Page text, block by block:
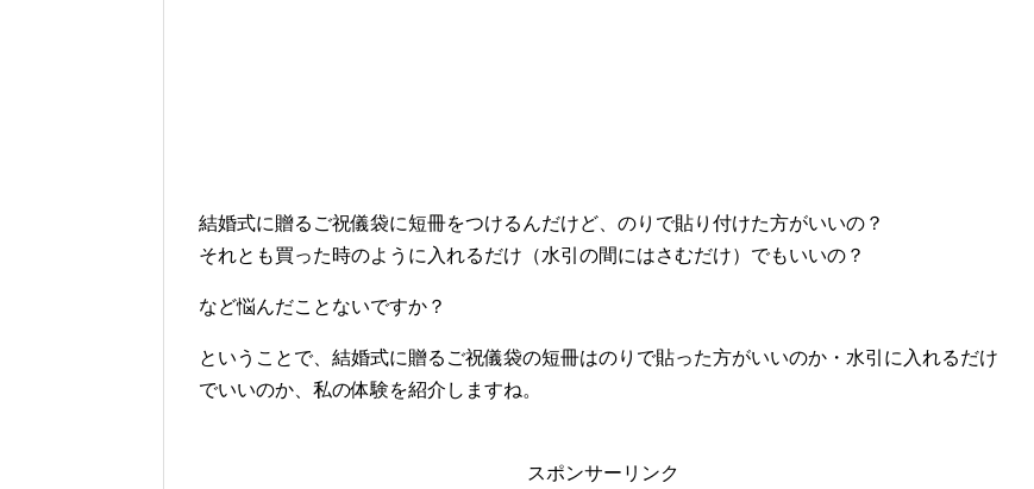
結婚式に贈るご祝儀袋に短冊をつけるんだけど、のりで貼り付けた方がいいの？
それとも買った時のように入れるだけ（水引の間にはさむだけ）でもいいの？
など悩んだことないですか？
ということで、結婚式に贈るご祝儀袋の短冊はのりで貼った方がいいのか・水引に入れるだけ
でいいのか、私の体験を紹介しますね。
スポンサーリンク